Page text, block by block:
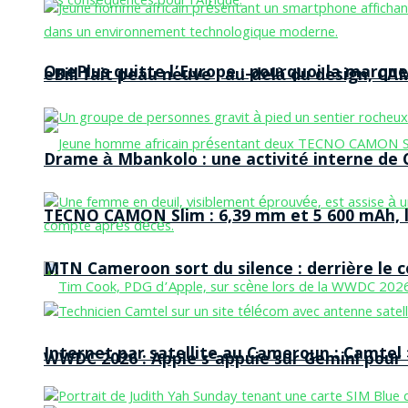
OnePlus quitte l’Europe : pourquoi la
TECNO CAMON Slim : 6,39 mm et 5 600
WWDC 2026 : Apple s’appuie sur Gemini
eBill fait peau neuve : au-delà du design,
Drame à Mbankolo : une activité interne de
MTN Cameroon sort du silence : derrière le
Internet par satellite au Cameroun :